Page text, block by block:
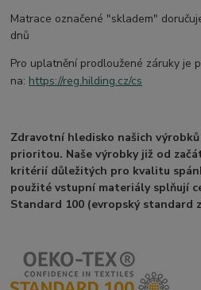
Matrace označené "skladem"
dnů
Pro uplatnění prodloužené záruky je
na: https://reg.hilding.cz/cs
Zdravotní hledisko našich
prioritou. Naše výrobky již od
kritérií důležitých pro kvalitu
použité vstupní materiály splňují
Standard 100 (evropský standard